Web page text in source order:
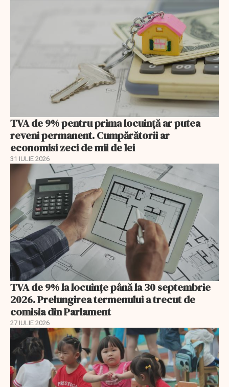
TVA de 9% pentru prima locuință ar putea
reveni permanent. Cumpărătorii ar
economisi zeci de mii de lei
31 IULIE 2026
TVA de 9% la locuințe până la 30 septembrie
2026. Prelungirea termenului a trecut de
comisia din Parlament
27 IULIE 2026